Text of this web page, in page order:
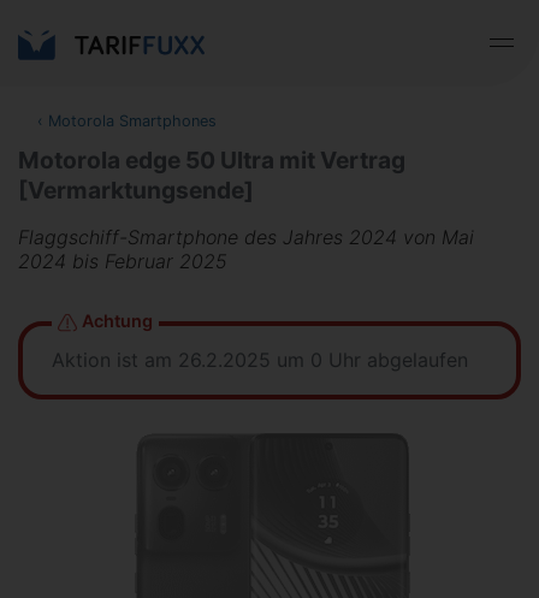
‹ Motorola Smartphones
Motorola edge 50 Ultra mit Vertrag
[Vermarktungsende]
Flaggschiff-Smartphone des Jahres 2024 von Mai
2024 bis Februar 2025
Achtung
Aktion ist am 26.2.2025 um 0 Uhr abgelaufen